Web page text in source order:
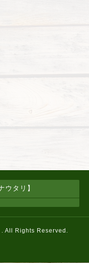
ウタリ】
. All Rights Reserved.